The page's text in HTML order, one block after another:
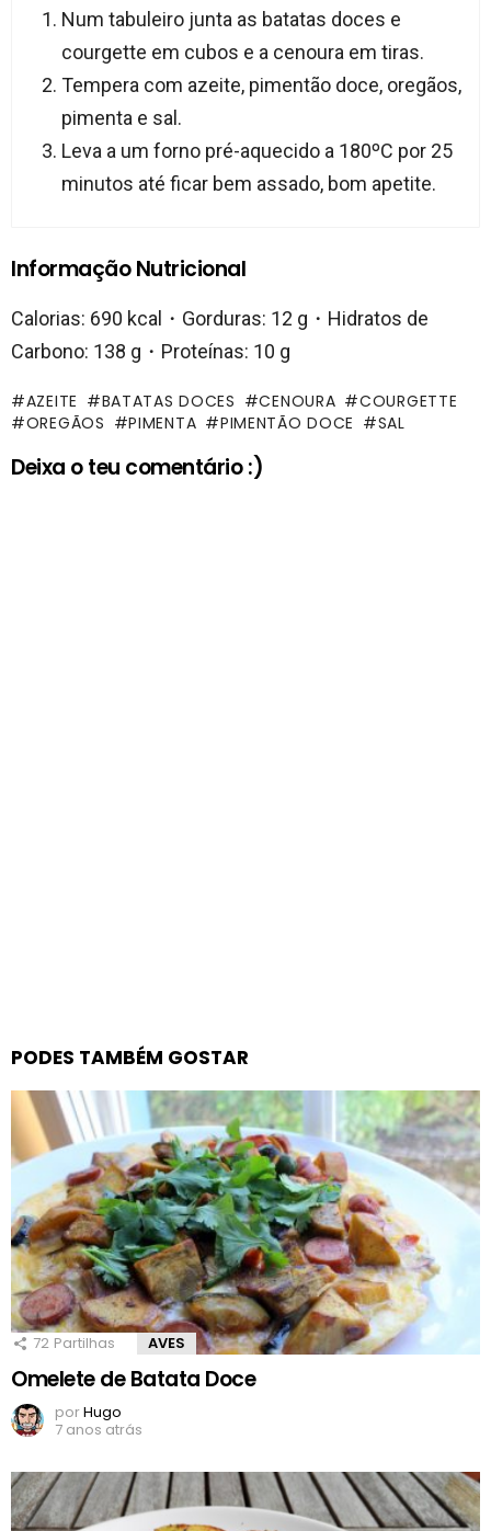
Num tabuleiro junta as batatas doces e
courgette em cubos e a cenoura em tiras.
Tempera com azeite, pimentão doce, oregãos,
pimenta e sal.
Leva a um forno pré-aquecido a 180ºC por 25
minutos até ficar bem assado, bom apetite.
Informação Nutricional
Calorias: 690 kcal・Gorduras: 12 g・Hidratos de
Carbono: 138 g・Proteínas: 10 g
AZEITE BATATAS DOCES CENOURA
COURGETTE
OREGÃOS
PIMENTA PIMENTÃO DOCE SAL
Deixa o teu comentário :)
PODES TAMBÉM GOSTAR
72 Partilhas AVES
Omelete de Batata Doce
porHugo
7 anos atrás